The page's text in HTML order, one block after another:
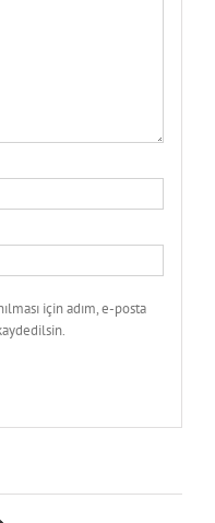
için adım, e-posta